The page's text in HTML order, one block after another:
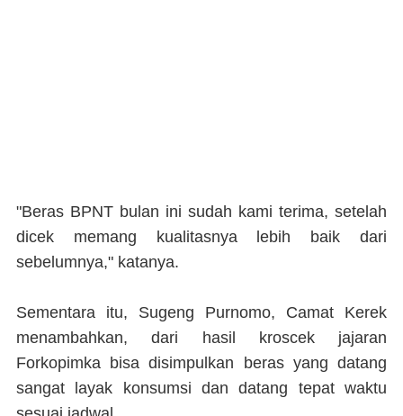
"Beras BPNT bulan ini sudah kami terima, setelah
dicek memang kualitasnya lebih baik dari
sebelumnya," katanya.
Sementara itu, Sugeng Purnomo, Camat Kerek
menambahkan, dari hasil kroscek jajaran
Forkopimka bisa disimpulkan beras yang datang
sangat layak konsumsi dan datang tepat waktu